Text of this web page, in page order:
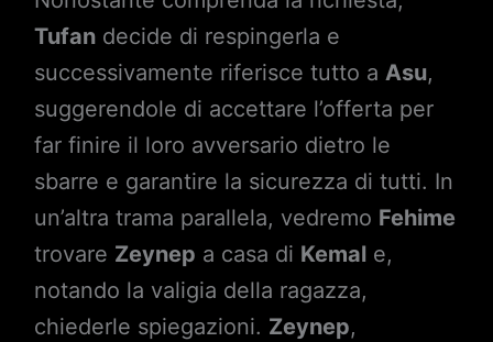
Tufandecide di respingerla e
successivamente riferisce tutto a Asu,
suggerendole di accettare l’offerta per
far finire il loro avversario dietro le
sbarre e garantire la sicurezza di tutti. In
un’altra trama parallela, vedremo Fehime
trovare Zeynep a casa di Kemale,
notando la valigia della ragazza,
chiederle spiegazioni. Zeynep,